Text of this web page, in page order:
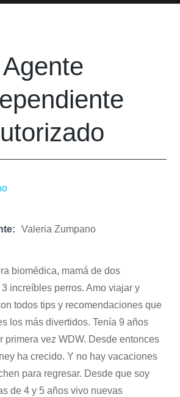
Agente
Valeria Zumpano
biomédica, mamá de dos
increíbles perros. Amo viajar y
todos tips y recomendaciones que
los más divertidos. Tenía 9 años
primera vez WDW. Desde entonces
ha crecido. Y no hay vacaciones
para regresar. Desde que soy
de 4 y 5 años vivo nuevas